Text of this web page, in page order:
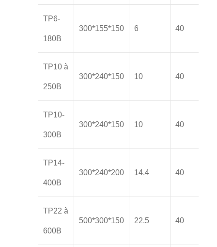
TP6-
180B
300*155*150 6 40
TP10 à
250B
300*240*150 10 40
TP10-
300B
300*240*150 10 40
TP14-
400B
300*240*200 14.4 40
TP22 à
600B
500*300*150 22.5 40